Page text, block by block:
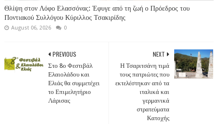
Θλίψη στον Λόφο Ελασσόνας: Έφυγε από τη ζωή ο Πρόεδρος του
Ποντιακού Συλλόγου Κύριλλος Τσακιρίδης
August 06, 2026 0
NEXT
Η Τσαριτσάνη τιμά
τους πατριώτες που
εκτελέστηκαν από τα
ιταλικά και
γερμανικά
στρατεύματα
Κατοχής
PREVIOUS
Στο 8ο Φεστιβάλ
Ελαιολάδου και
Ελιάς θα συμμετέχει
το Επιμελητήριο
Λάρισας